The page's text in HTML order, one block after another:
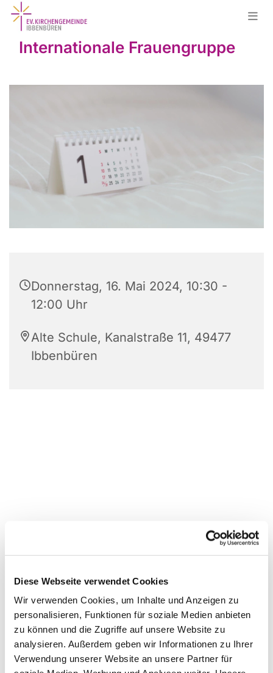
Diese Webseite verwendet Cookies
Wir verwenden Cookies, um Inhalte und Anzeigen zu
personalisieren, Funktionen für soziale Medien anbieten
zu können und die Zugriffe auf unsere Website zu
analysieren. Außerdem geben wir Informationen zu Ihrer
Verwendung unserer Website an unsere Partner für
Internationale Frauengruppe
Donnerstag, 16. Mai 2024, 10:30 -
12:00 Uhr
Alte Schule, Kanalstraße 11, 49477
Ibbenbüren
Dies könnte Sie auch